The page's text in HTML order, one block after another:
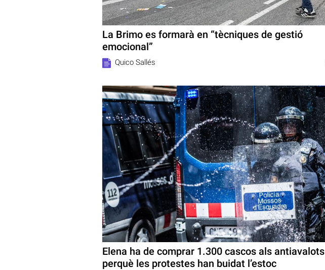
La Brimo es formarà en “tècniques de gestió
emocional”
Quico Sallés
Elena ha de comprar 1.300 cascos als antiavalots
perquè les protestes han buidat l’estoc